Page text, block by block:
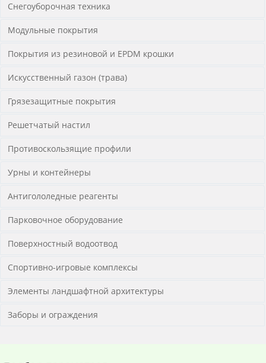
Снегоуборочная техника
Модульные покрытия
Покрытия из резиновой и EPDM крошки
Искусственный газон (трава)
Грязезащитные покрытия
Решетчатый настил
Противоскользящие профили
Урны и контейнеры
Антигололедные реагенты
Парковочное оборудование
Поверхностный водоотвод
Спортивно-игровые комплексы
Элементы ландшафтной архитектуры
Заборы и ограждения